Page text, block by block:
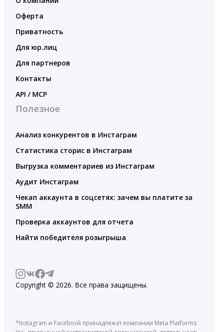
Оферта
Приватность
Для юр.лиц
Для партнеров
Контакты
API / MCP
Полезное
Анализ конкурентов в Инстаграм
Статистика сторис в Инстаграм
Выгрузка комментариев из Инстаграм
Аудит Инстаграм
Чекап аккаунта в соцсетях: зачем вы платите за
SMM
Проверка аккаунтов для отчета
Найти победителя розыгрыша
Copyright © 2026. Все права защищены.
*Instagram и Facebook принадлежат компании Meta Platforms